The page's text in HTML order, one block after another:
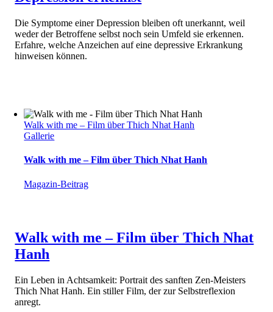
Die Symptome einer Depression bleiben oft unerkannt, weil
weder der Betroffene selbst noch sein Umfeld sie erkennen.
Erfahre, welche Anzeichen auf eine depressive Erkrankung
hinweisen können.
Walk with me – Film über Thich Nhat Hanh
Gallerie
Walk with me – Film über Thich Nhat Hanh
Magazin-Beitrag
Walk with me – Film über Thich Nhat
Hanh
Ein Leben in Achtsamkeit: Portrait des sanften Zen-Meisters
Thich Nhat Hanh. Ein stiller Film, der zur Selbstreflexion
anregt.